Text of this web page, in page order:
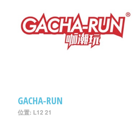
GACHA-RUN
位置: L12 21